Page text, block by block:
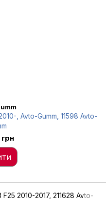
, Avto-Gumm, 11598 Avto-